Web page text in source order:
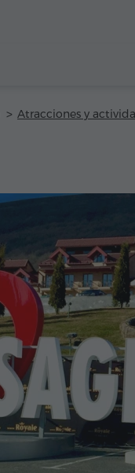
Atracciones y